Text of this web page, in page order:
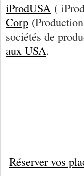
iProdUSA (
Corp
sociétés de
aux USA.
Réservervos